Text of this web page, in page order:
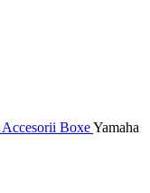
Accesorii BoxeYamaha